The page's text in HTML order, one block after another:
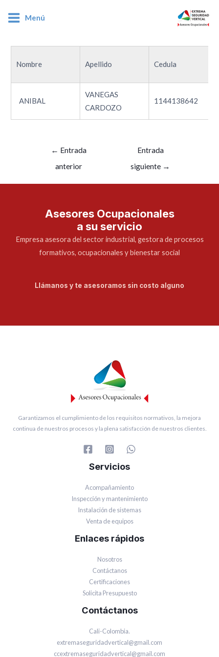
Menú
Nombre Apellido Cedula
ANIBAL
VANEGAS
CARDOZO
1144138642
← Entrada
anterior
Entrada
siguiente →
Asesores Ocupacionales
a su servicio
Empresa asesora del sector industrial, gestora de procesos
formativos, ocupacionales y bienestar social
Llámanos y te asesoramos sin costo alguno
Garantizamos el cumplimiento de los requisitos normativos, la mejora
continua de nuestros procesos y la plena satisfacción de nuestros clientes.
Servicios
Acompañamiento
Inspección y mantenimiento
Instalación de sistemas
Venta de equipos
Enlaces rápidos
Nosotros
Contáctanos
Certificaciones
Solicita Presupuesto
Contáctanos
Cali-Colombia.
extremaseguridadvertical@gmail.com
ccextremaseguridadvertical@gmail.com